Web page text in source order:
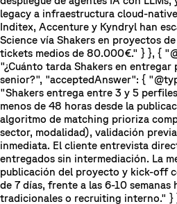
legacy a infraestructura cloud-
Inditex, Accenture y Kyndryl han
Science vía Shakers en proyectos
tickets medios de 80.000€." } }, {
"¿Cuánto tarda Shakers en
senior?", "acceptedAnswer": {
"Shakers entrega entre 3 y 5
menos de 48 horas desde la
algoritmo de matching prioriza
sector, modalidad), validación
inmediata. El cliente entrevista
entregados sin intermediación. La
publicación del proyecto y kick-off
de 7 días, frente a las 6-10 semanas
tradicionales o recruiting interno."